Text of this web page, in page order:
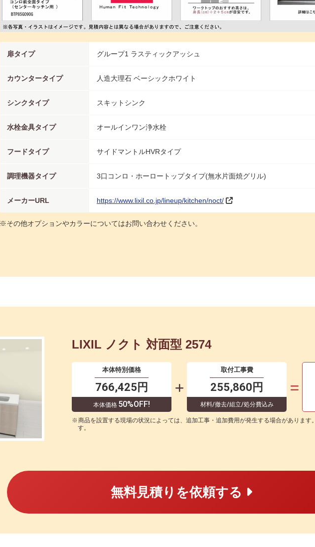
扉タイプ グループ1 ラスティックアッシュ
カウンタータイプ 人造大理石 ベーシックホワイト
シンクタイプ スキットシンク
水栓金具タイプ オールインワン浄水栓
フードタイプ サイドマントルHVRタイプ
調理機器タイプ 3口コンロ・ホーロートップタイプ(無水片面焼グリル)
メーカーURL https://www.lixil.co.jp/lineup/kitchen/noct/
※その他オプションやカラーについてはお問い合わせください。
LIXIL ノクト 対面型 2574
本体特別価格
766,425円
本体価格 50%OFF!
取付工事費
255,860円
材料/撤去/組立/処分費込み
商品を設置する現場の状況によっては、追加工事・追加費用が発生する場合がありま
す。
無料見積りを依頼する